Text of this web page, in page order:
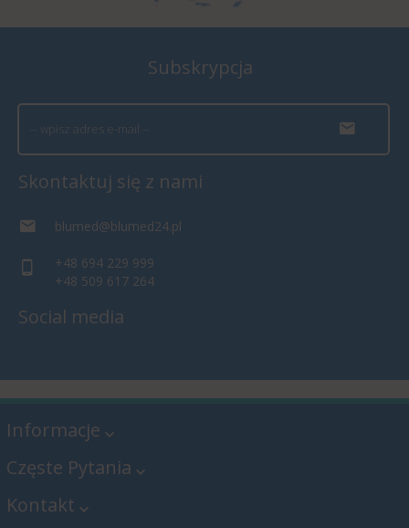
Subskrypcja
Skontaktuj się z nami
blumed@blumed24.pl
+48 694 229 999
+48 509 617 264
Social media
Informacje
Częste Pytania
Kontakt